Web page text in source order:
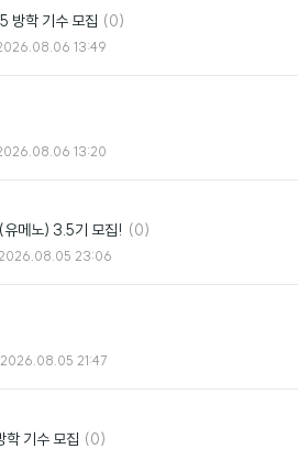
방학 기수 모집 댓
글
(0)
13:49
13:20
메노) 3.5기 모집! 댓
(0)
2026.08.05 23:06
2026.08.05 21:47
기수 모집 댓
(0)